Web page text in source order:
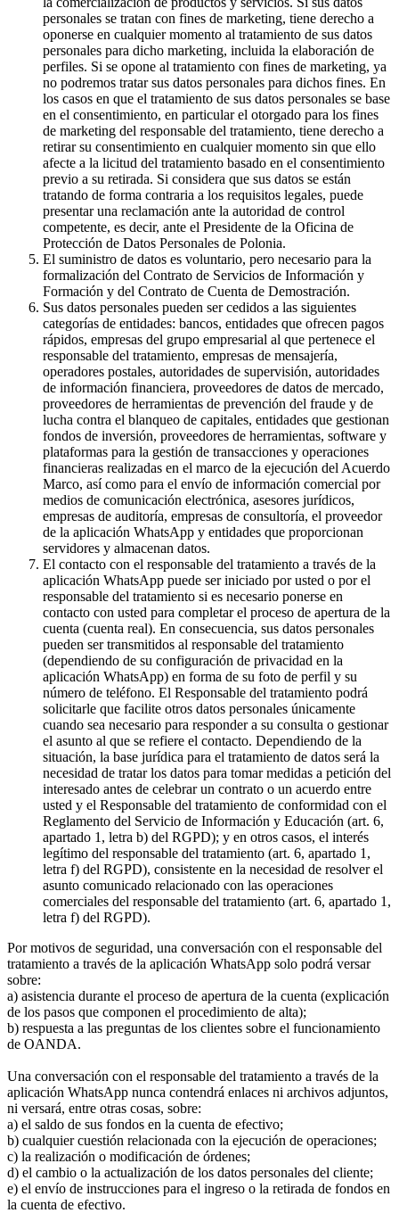
personales se tratan con fines de marketing, tiene derecho a
oponerse en cualquier momento al tratamiento de sus datos
personales para dicho marketing, incluida la elaboración de
perfiles. Si se opone al tratamiento con fines de marketing, ya
no podremos tratar sus datos personales para dichos fines. En
los casos en que el tratamiento de sus datos personales se base
en el consentimiento, en particular el otorgado para los fines
de marketing del responsable del tratamiento, tiene derecho a
retirar su consentimiento en cualquier momento sin que ello
afecte a la licitud del tratamiento basado en el consentimiento
previo a su retirada. Si considera que sus datos se están
tratando de forma contraria a los requisitos legales, puede
presentar una reclamación ante la autoridad de control
competente, es decir, ante el Presidente de la Oficina de
Protección de Datos Personales de Polonia.
El suministro de datos es voluntario, pero necesario para la
formalización del Contrato de Servicios de Información y
Formación y del Contrato de Cuenta de Demostración.
Sus datos personales pueden ser cedidos a las siguientes
categorías de entidades: bancos, entidades que ofrecen pagos
rápidos, empresas del grupo empresarial al que pertenece el
responsable del tratamiento, empresas de mensajería,
operadores postales, autoridades de supervisión, autoridades
de información financiera, proveedores de datos de mercado,
proveedores de herramientas de prevención del fraude y de
lucha contra el blanqueo de capitales, entidades que gestionan
fondos de inversión, proveedores de herramientas, software y
plataformas para la gestión de transacciones y operaciones
financieras realizadas en el marco de la ejecución del Acuerdo
Marco, así como para el envío de información comercial por
medios de comunicación electrónica, asesores jurídicos,
empresas de auditoría, empresas de consultoría, el proveedor
de la aplicación WhatsApp y entidades que proporcionan
servidores y almacenan datos.
El contacto con el responsable del tratamiento a través de la
aplicación WhatsApp puede ser iniciado por usted o por el
responsable del tratamiento si es necesario ponerse en
contacto con usted para completar el proceso de apertura de la
cuenta (cuenta real). En consecuencia, sus datos personales
pueden ser transmitidos al responsable del tratamiento
(dependiendo de su configuración de privacidad en la
aplicación WhatsApp) en forma de su foto de perfil y su
número de teléfono. El Responsable del tratamiento podrá
solicitarle que facilite otros datos personales únicamente
cuando sea necesario para responder a su consulta o gestionar
el asunto al que se refiere el contacto. Dependiendo de la
situación, la base jurídica para el tratamiento de datos será la
necesidad de tratar los datos para tomar medidas a petición del
interesado antes de celebrar un contrato o un acuerdo entre
usted y el Responsable del tratamiento de conformidad con el
Reglamento del Servicio de Información y Educación (art. 6,
apartado 1, letra b) del RGPD); y en otros casos, el interés
legítimo del responsable del tratamiento (art. 6, apartado 1,
letra f) del RGPD), consistente en la necesidad de resolver el
asunto comunicado relacionado con las operaciones
comerciales del responsable del tratamiento (art. 6, apartado 1,
letra f) del RGPD).
Por motivos de seguridad, una conversación con el responsable del
tratamiento a través de la aplicación WhatsApp solo podrá versar
sobre:
a) asistencia durante el proceso de apertura de la cuenta (explicación
de los pasos que componen el procedimiento de alta);
b) respuesta a las preguntas de los clientes sobre el funcionamiento
de OANDA.
Una conversación con el responsable del tratamiento a través de la
aplicación WhatsApp nunca contendrá enlaces ni archivos adjuntos,
ni versará, entre otras cosas, sobre:
a) el saldo de sus fondos en la cuenta de efectivo;
b) cualquier cuestión relacionada con la ejecución de operaciones;
c) la realización o modificación de órdenes;
d) el cambio o la actualización de los datos personales del cliente;
e) el envío de instrucciones para el ingreso o la retirada de fondos en
la cuenta de efectivo.